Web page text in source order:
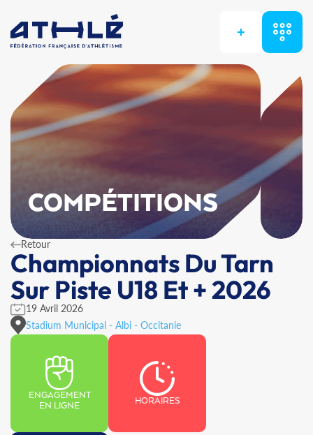
+
COMPÉTITIONS
Retour
Championnats Du Tarn
Sur Piste U18 Et + 2026
19 Avril 2026
Stadium Municipal - Albi - Occitanie
ENGAGEMENT
EN LIGNE
HORAIRES